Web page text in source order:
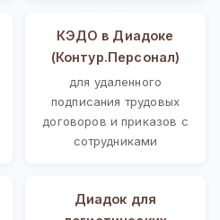
КЭДО в Диадоке
(Контур.Персонал)
для удаленного
подписания трудовых
договоров и приказов с
сотрудниками
Диадок для